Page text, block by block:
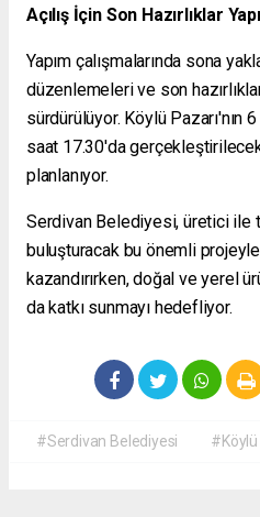
Açılış İçin Son Hazırlıklar
Yapım çalışmalarında sona
düzenlemeleri ve son
sürdürülüyor. Köylü Pazarı'nın
saat 17.30'da
planlanıyor.
Serdivan Belediyesi, üretici ile
buluşturacak bu önemli
kazandırırken, doğal ve yerel
da katkı sunmayı hedefliyor.
#Serdivan Belediyesi #Köylü